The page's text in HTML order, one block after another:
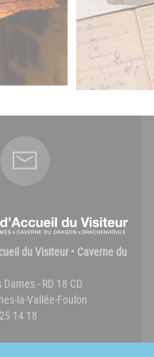
du Visiteur • Caverne du
- RD 18 CD
la-Vallée-Foulon
14 18